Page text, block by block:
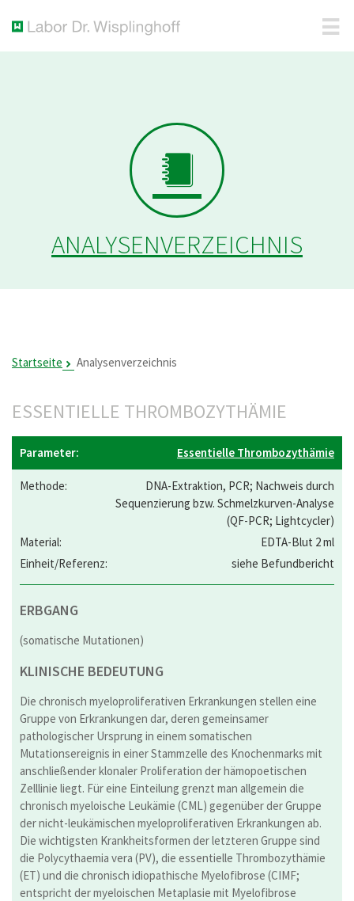
ANALYSENVERZEICHNIS
Startseite Analysenverzeichnis
ESSENTIELLE THROMBOZYTHÄMIE
Essentielle Thrombozythämie
DNA-Extraktion, PCR; Nachweis durch
Sequenzierung bzw. Schmelzkurven-Analyse
(QF-PCR; Lightcycler)
EDTA-Blut 2 ml
siehe Befundbericht
ERBGANG
(somatische Mutationen)
KLINISCHE BEDEUTUNG
Die chronisch myeloproliferativen Erkrankungen stellen eine
Gruppe von Erkrankungen dar, deren gemeinsamer
pathologischer Ursprung in einem somatischen
Mutationsereignis in einer Stammzelle des Knochenmarks mit
anschließender klonaler Proliferation der hämopoetischen
Zelllinie liegt. Für eine Einteilung grenzt man allgemein die
chronisch myeloische Leukämie (CML) gegenüber der Gruppe
der nicht-leukämischen myeloproliferativen Erkrankungen ab.
Die wichtigsten Krankheitsformen der letzteren Gruppe sind
die Polycythaemia vera (PV), die essentielle Thrombozythämie
(ET) und die chronisch idiopathische Myelofibrose (CIMF;
entspricht der myeloischen Metaplasie mit Myelofibrose